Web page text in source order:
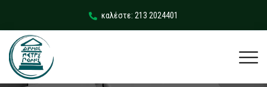
καλέστε: 213 2024401